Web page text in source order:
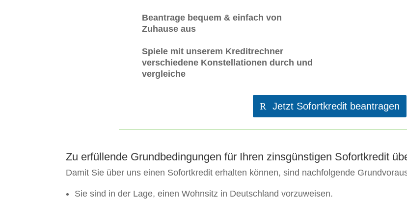
Beantrage bequem & einfach von
Zuhause aus
Spiele mit unserem Kreditrechner
verschiedene Konstellationen durch und
vergleiche
Jetzt Sofortkredit beantragen
Zu erfüllende Grundbedingungen für Ihren zinsgünstigen Sofortkredit
Damit Sie über uns einen Sofortkredit erhalten können, sind nachfolgende
Sie sind in der Lage, einen Wohnsitz in Deutschland vorzuweisen.